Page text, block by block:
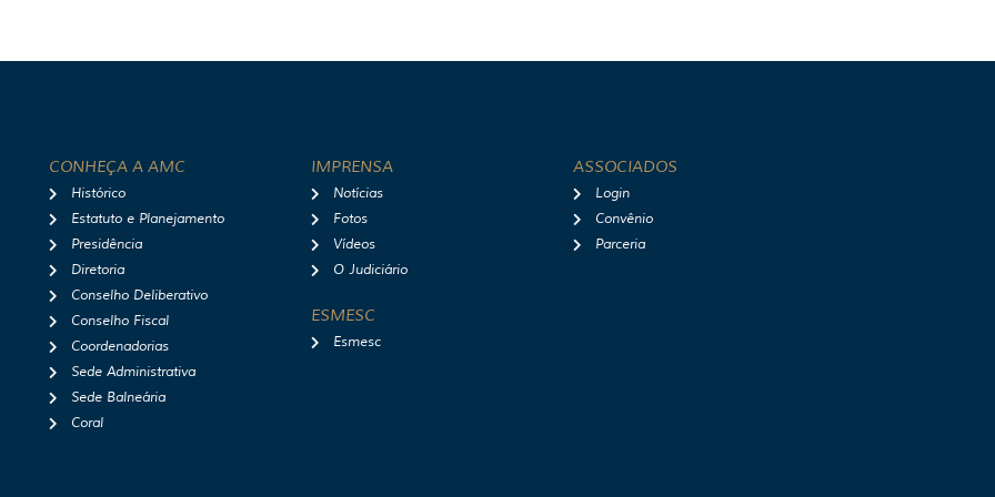
CONHEÇA A AMC
Histórico
Estatuto e Planejamento
Presidência
Diretoria
Conselho Deliberativo
Conselho Fiscal
Coordenadorias
Sede Administrativa
Sede Balneária
Coral
IMPRENSA
Notícias
Fotos
Vídeos
O Judiciário
ESMESC
Esmesc
ASSOCIADOS
Login
Convênio
Parceria